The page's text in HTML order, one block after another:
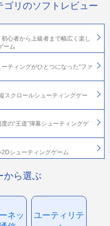
ゴリのソフトレビュー
心者から上級者まで幅広く楽し
ーム
ティングがひとつになった“ファ
スクロールシューティングゲー
の“王道”弾幕シューティングゲ
シューティングゲーム
から選ぶ
ネッ
ユーティリテ